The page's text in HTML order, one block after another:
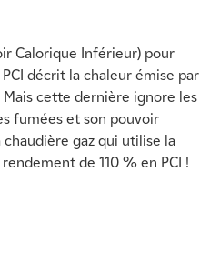
Calorique Inférieur) pour
décrit la chaleur émise par
cette dernière ignore les
fumées et son pouvoir
gaz qui utilise la
de 110 % en PCI !